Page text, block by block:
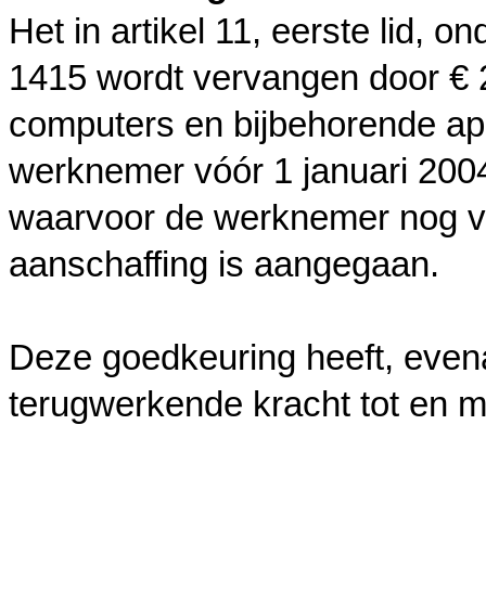
Het in artikel 11, eerste lid,
1415 wordt vervangen door
computers en bijbehorende
werknemer vóór 1 januari
waarvoor de werknemer nog
aanschaffing is aangegaan.
Deze goedkeuring heeft,
terugwerkende kracht tot en